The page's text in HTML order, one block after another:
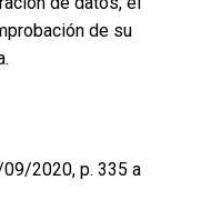
de su
09/2020, p. 335 a